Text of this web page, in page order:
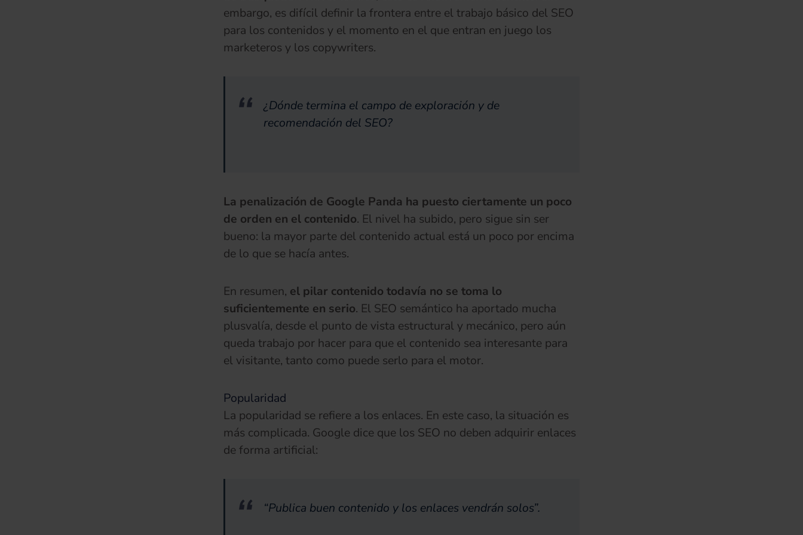
embargo, es difícil definir la frontera entre el trabajo básico del SEO
para los contenidos y el momento en el que entran en juego los
marketeros y los copywriters.
¿Dónde termina el campo de exploración y de
recomendación del SEO?
La penalización de Google Panda ha puesto ciertamente un poco
de orden en el contenido. El nivel ha subido, pero sigue sin ser
bueno: la mayor parte del contenido actual está un poco por encima
de lo que se hacía antes.
En resumen, el pilar contenido todavía no se toma lo
suficientemente en serio. El SEO semántico ha aportado mucha
plusvalía, desde el punto de vista estructural y mecánico, pero aún
queda trabajo por hacer para que el contenido sea interesante para
el visitante, tanto como puede serlo para el motor.
Popularidad
La popularidad se refiere a los enlaces. En este caso, la situación es
más complicada. Google dice que los SEO no deben adquirir enlaces
de forma artificial:
“Publica buen contenido y los enlaces vendrán solos”.